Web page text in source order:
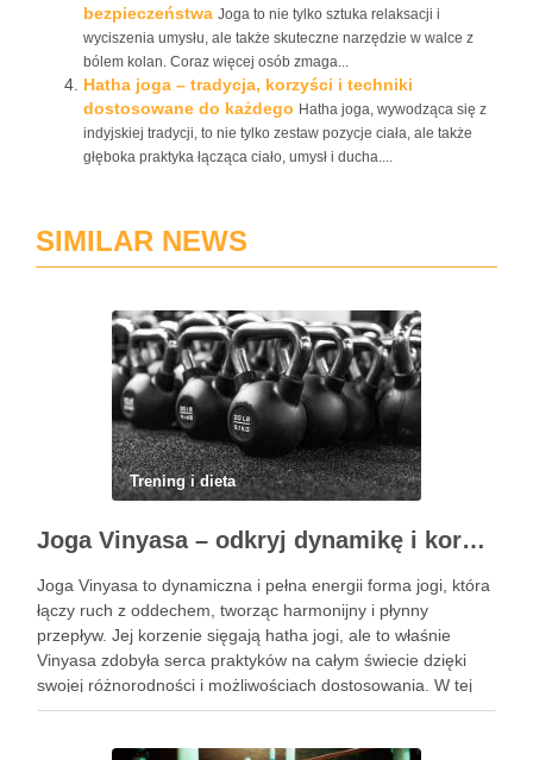
bezpieczeństwa Joga to nie tylko sztuka relaksacji i
wyciszenia umysłu, ale także skuteczne narzędzie w walce z
bólem kolan. Coraz więcej osób zmaga...
Hatha joga – tradycja, korzyści i techniki
dostosowane do każdego Hatha joga, wywodząca się z
indyjskiej tradycji, to nie tylko zestaw pozycje ciała, ale także
głęboka praktyka łącząca ciało, umysł i ducha....
SIMILAR NEWS
Trening i dieta
Joga Vinyasa – odkryj dynamikę i korzyści tej praktyki
Joga Vinyasa to dynamiczna i pełna energii forma jogi, która
łączy ruch z oddechem, tworząc harmonijny i płynny
przepływ. Jej korzenie sięgają hatha jogi, ale to właśnie
Vinyasa zdobyła serca praktyków na całym świecie dzięki
swojej różnorodności i możliwościach dostosowania. W tej
praktyce każdy ruch jest zsynchronizowany z oddechem, co